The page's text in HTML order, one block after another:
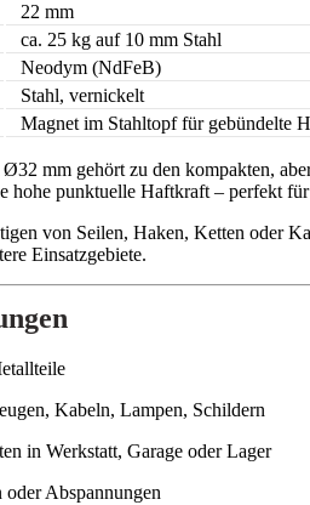
22 mm
ca. 25 kg auf 10 mm Stahl
Neodym (NdFeB)
Stahl, vernickelt
Magnet im Stahltopf für gebündelte
mm gehört zu den kompakten,
hohe punktuelle Haftkraft – perfekt
von Seilen, Haken, Ketten oder
Einsatzgebiete.
Kabeln, Lampen, Schildern
in Werkstatt, Garage oder Lager
Abspannungen